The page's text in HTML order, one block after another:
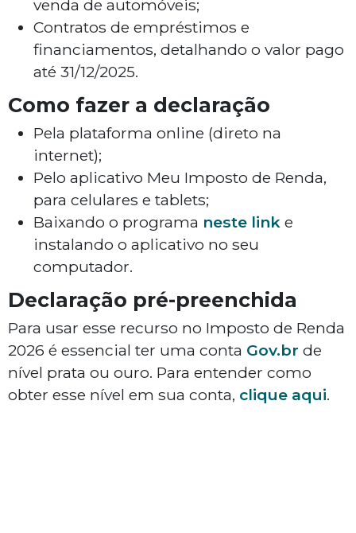
venda de automóveis;
Contratos de empréstimos e
financiamentos, detalhando o valor pago
até 31/12/2025.
Como fazer a declaração
Pela plataforma online (direto na
internet);
Pelo aplicativo Meu Imposto de Renda,
para celulares e tablets;
Baixando o programa neste link e
instalando o aplicativo no seu
computador.
Declaração pré-preenchida
Para usar esse recurso no Imposto de Renda
2026 é essencial ter uma conta Gov.br de
nível prata ou ouro. Para entender como
obter esse nível em sua conta, clique aqui.